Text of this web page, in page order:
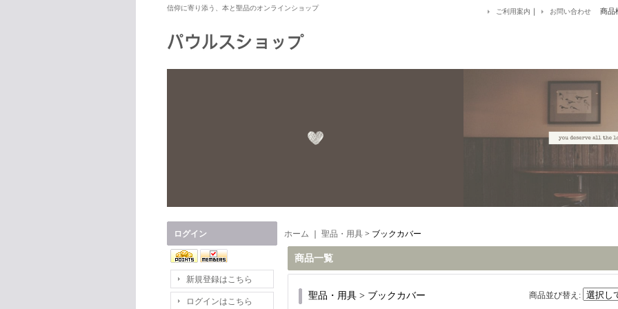
信仰に寄り添う、本と聖品のオンラインショップ ご利用案内 ｜ お問い合わせ 商品
ログイン
新規登録はこちら
ログインはこちら
ホーム 聖品・用具 > ブックカバー
商品一覧
聖品・用具 > ブックカバー 商品並び替え :